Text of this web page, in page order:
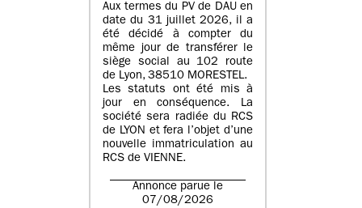
Aux termes du PV de DAU en
date du 31 juillet 2026, il a
été décidé à compter du
même jour de transférer le
siège social au 102 route
de Lyon, 38510 MORESTEL.
Les statuts ont été mis à
jour en conséquence. La
société sera radiée du RCS
de LYON et fera l’objet d’une
nouvelle immatriculation au
RCS de VIENNE.
Annonce parue le
07/08/2026